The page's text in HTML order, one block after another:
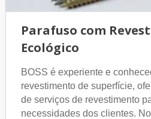
Parafuso com
Ecológico
BOSS é experiente e
revestimento de superfície,
de serviços de revestimento
necessidades dos clientes.